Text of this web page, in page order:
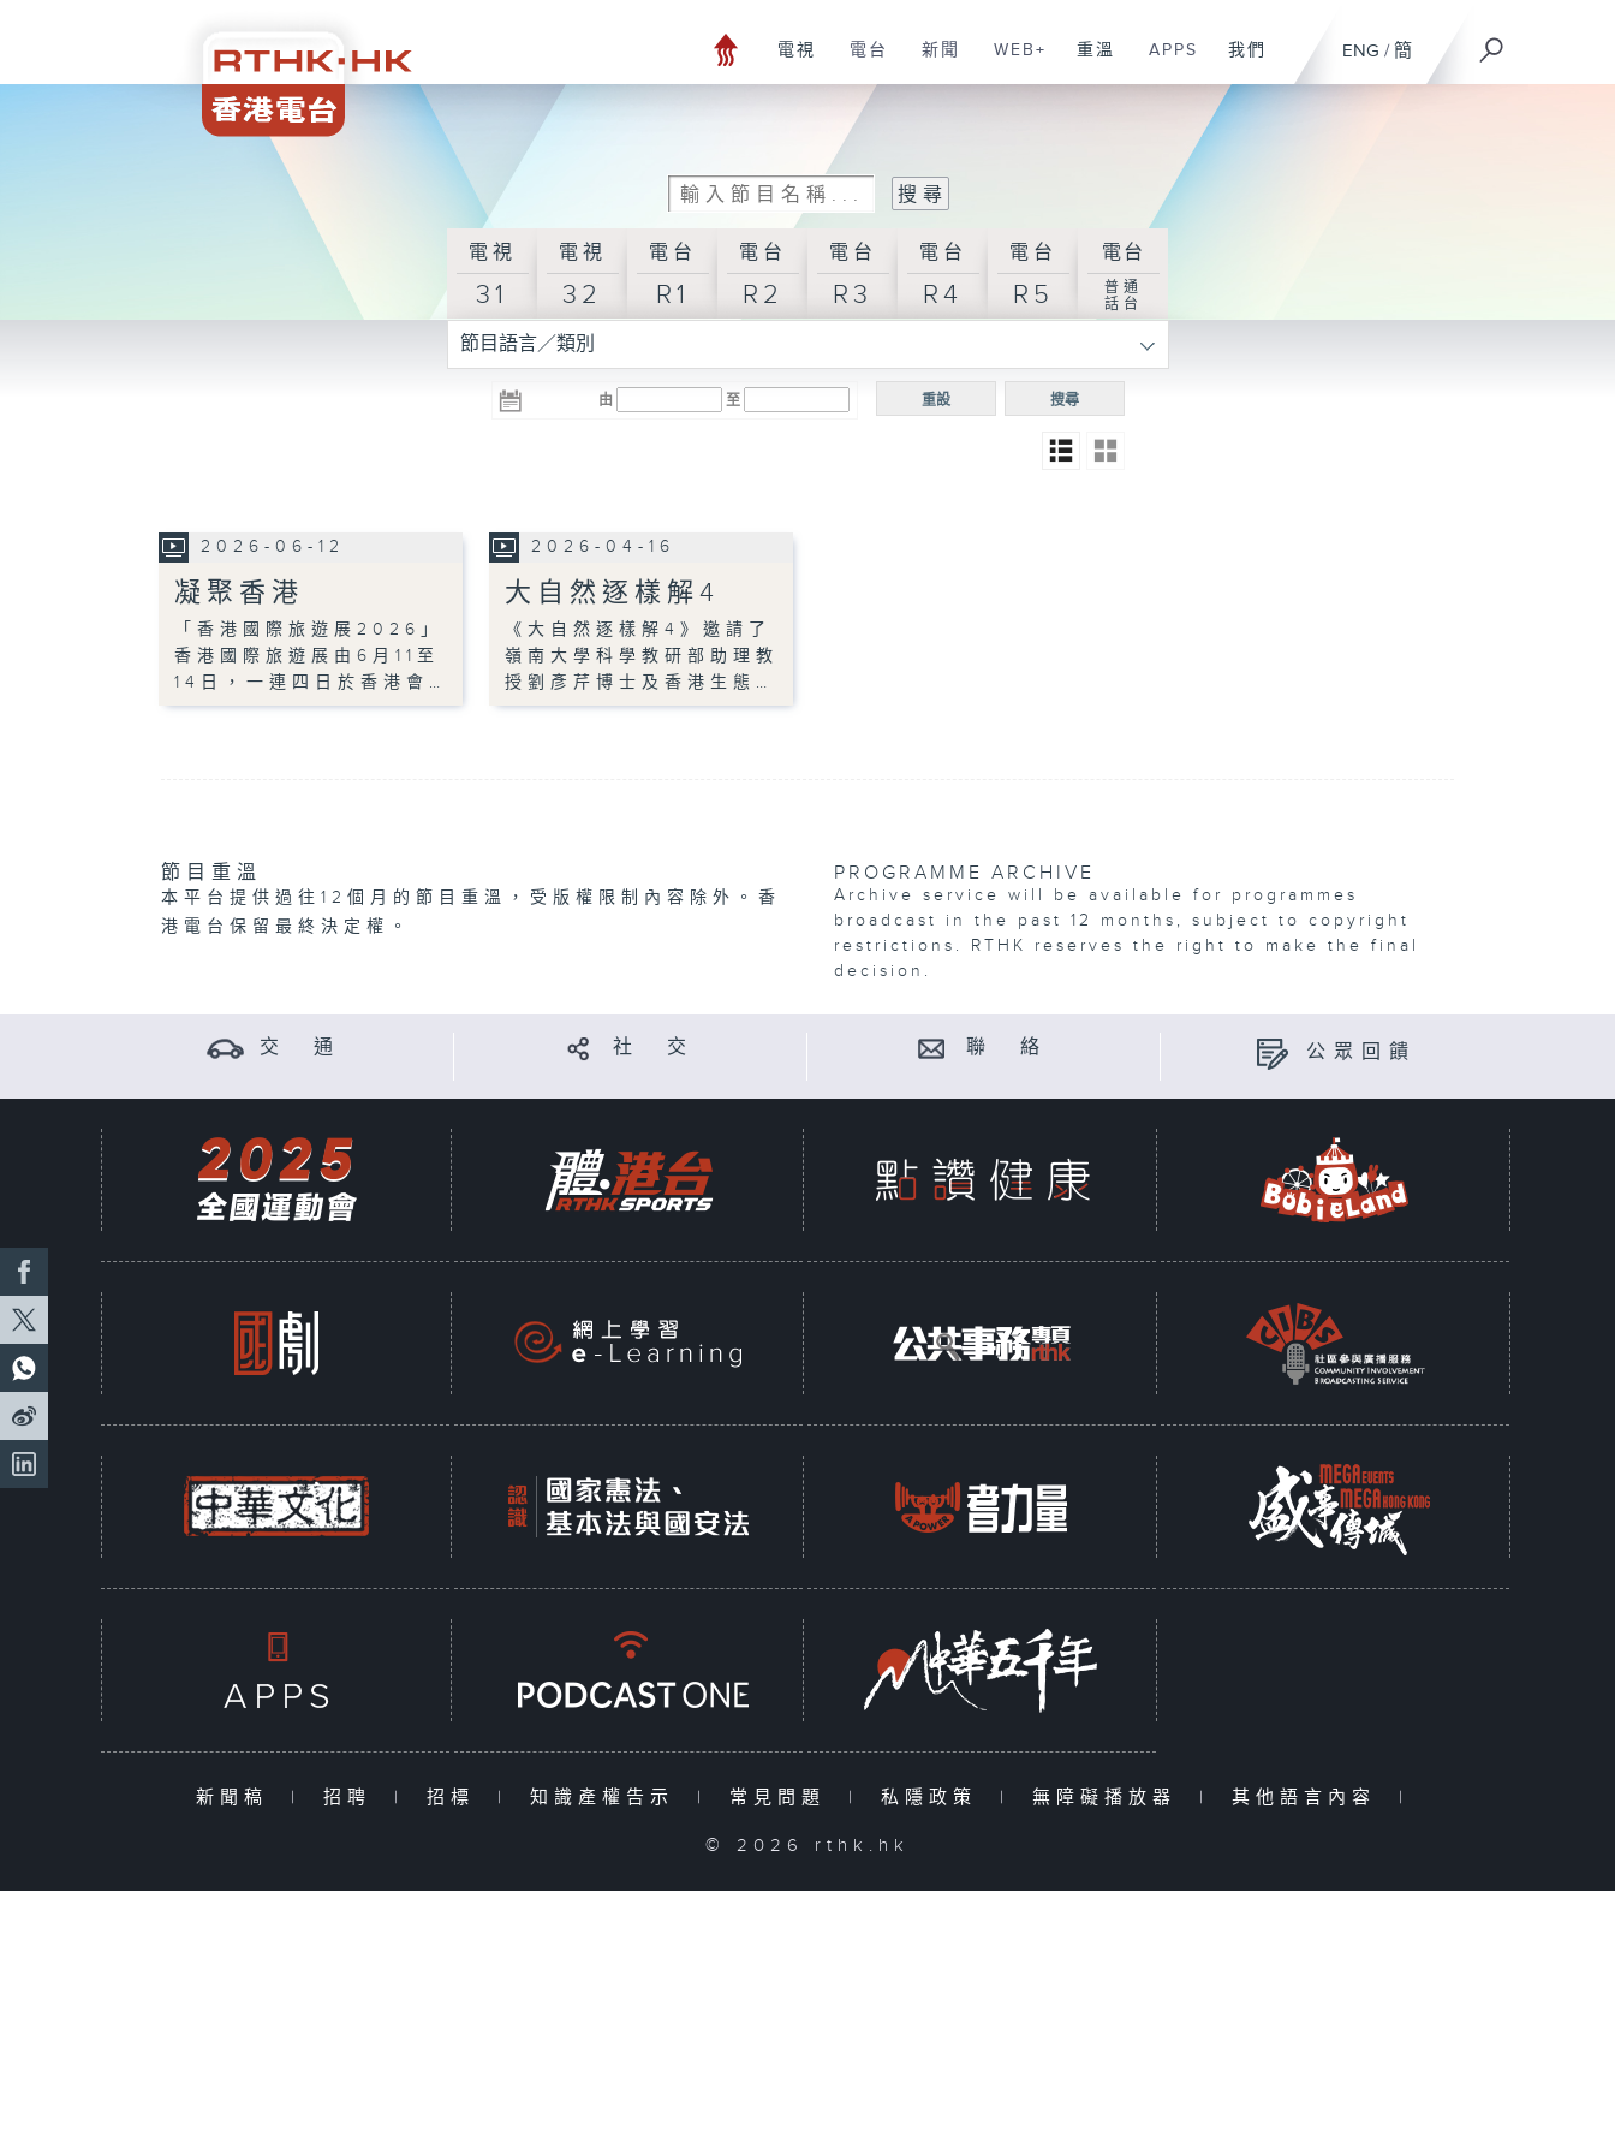
ENG / 簡
電視 電台 新聞 WEB+ 重溫 APPS 我們
電視
31
電視
32
電台
R1
電台
R2
電台
R3
電台
R4
電台
R5
電台
普通
話台
節目語言／類別
由 至 搜尋
重設
2026-06-12
凝聚香港
「香港國際旅遊展2026」
香港國際旅遊展由6月11至
14日，一連四日於香港會…
2026-04-16
大自然逐樣解4
《大自然逐樣解4》邀請了
嶺南大學科學教研部助理教
授劉彥芹博士及香港生態…
節目重溫
本平台提供過往12個月的節目重溫，受版權限制內容除外。香
港電台保留最終決定權。
PROGRAMME ARCHIVE
Archive service will be available for programmes
broadcast in the past 12 months, subject to copyright
restrictions. RTHK reserves the right to make the final
decision.
交 通 社 交 聯 絡 公眾回饋
新聞稿 | 招聘 | 招標 | 知識產權告示 | 常見問題 | 私隱政策 | 無障礙播放器 | 其他語言內容 |
© 2026 rthk.hk